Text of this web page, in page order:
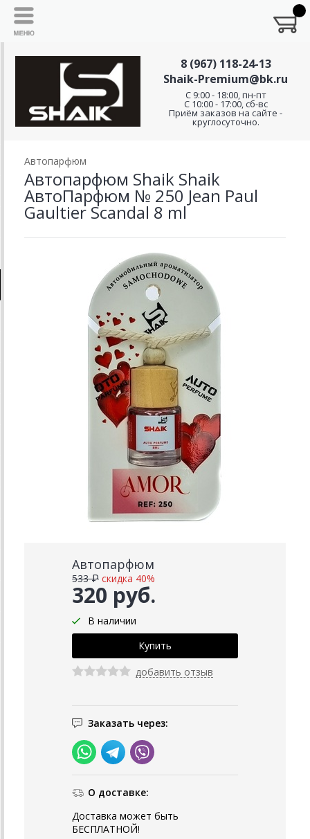
8 (967) 118-24-13
Shaik-Premium@bk.ru
C 9:00 - 18:00, пн-пт
С 10:00 - 17:00, сб-вс
Приём заказов на сайте -
круглосуточно.
Автопарфюм
Автопарфюм Shaik Shaik
АвтоПарфюм № 250 Jean Paul
Gaultier Scandal 8 ml
Автопарфюм
320 руб.
533 ₽ скидка 40%
В наличии
добавить отзыв
Заказать через:
О доставке:
Доставка может быть
БЕСПЛАТНОЙ!